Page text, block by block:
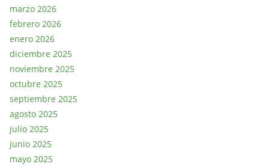
marzo 2026
febrero 2026
enero 2026
diciembre 2025
noviembre 2025
octubre 2025
septiembre 2025
agosto 2025
julio 2025
junio 2025
mayo 2025